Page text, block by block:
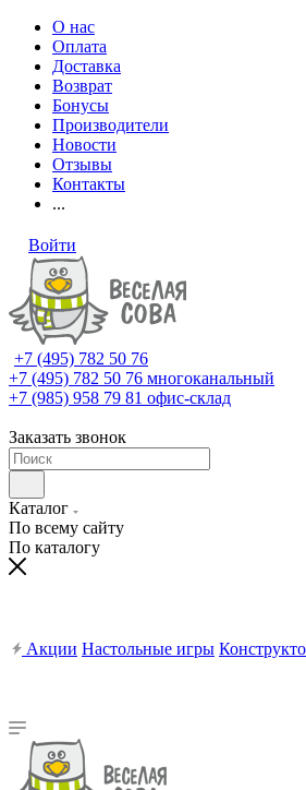
О нас
Оплата
Доставка
Возврат
Бонусы
Производители
Новости
Отзывы
Контакты
...
Войти
+7 (495) 782 50 76
+7 (495) 782 50 76 многоканальный
+7 (985) 958 79 81 офис-склад
Заказать звонок
Каталог
По всему сайту
По каталогу
Акции Настольные игры